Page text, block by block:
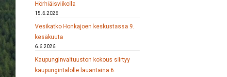
Hörhiäisviikolla
15.6.2026
Vesikatko Honkajoen keskustassa 9.
kesäkuuta
6.6.2026
Kaupunginvaltuuston kokous siirtyy
kaupungintalolle lauantaina 6.